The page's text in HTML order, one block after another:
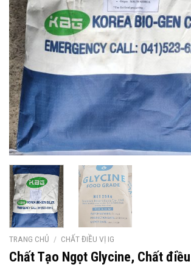
TRANG CHỦ / CHẤT ĐIỀU VỊ IG
Chất Tạo Ngọt Glycine, Chất